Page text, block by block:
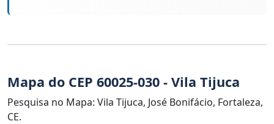
Mapa do CEP 60025-030 - Vila Tijuca
Pesquisa no Mapa: Vila Tijuca, José Bonifácio, Fortaleza,
CE.